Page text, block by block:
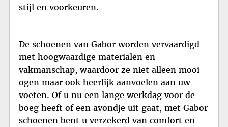
stijl en voorkeuren.
De schoenen van Gabor worden vervaardigd
met hoogwaardige materialen en
vakmanschap, waardoor ze niet alleen mooi
ogen maar ook heerlijk aanvoelen aan uw
voeten. Of u nu een lange werkdag voor de
boeg heeft of een avondje uit gaat, met Gabor
schoenen bent u verzekerd van comfort en